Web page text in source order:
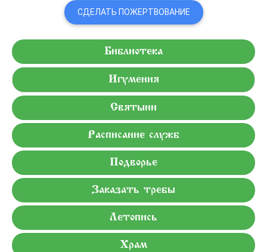
СДЕЛАТЬ ПОЖЕРТВОВАНИЕ
Библиотека
Игумения
Святыни
Расписание служб
Подворье
Заказать требы
Летопись
Храм